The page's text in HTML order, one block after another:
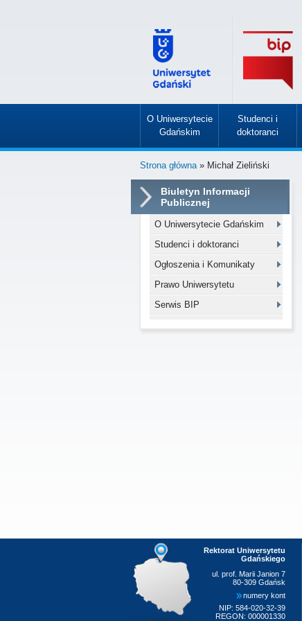
O Uniwersytecie
Gdańskim
»
Studenci i
doktoranci
»
Strona główna» Michał Zieliński
Biuletyn Informacji
Publicznej
O Uniwersytecie Gdańskim
Studenci i doktoranci
Ogłoszenia i Komunikaty
Prawo Uniwersytetu
Serwis BIP
Rektorat Uniwersytetu
Gdańskiego
ul. prof. Marii Janion 7
80-309 Gdańsk
numery kont
NIP: 584-020-32-39
REGON: 000001330